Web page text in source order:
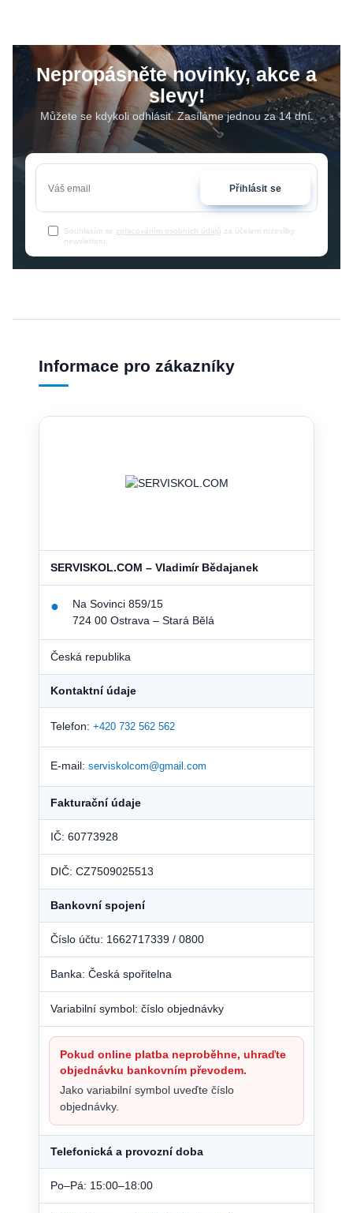
Nepropásněte novinky, akce a
slevy!
Můžete se kdykoli odhlásit. Zasíláme jednou za 14 dní.
Přihlásit se
Souhlasím se zpracováním osobních údajů za účelem rozesílky
newsletteru.
Informace pro zákazníky
SERVISKOL.COM – Vladimír Bědajanek
●
Na Sovinci 859/15
724 00 Ostrava – Stará Bělá
Česká republika
Kontaktní údaje
Telefon: +420 732 562 562
E-mail: serviskolcom@gmail.com
Fakturační údaje
IČ: 60773928
DIČ: CZ7509025513
Bankovní spojení
Číslo účtu: 1662717339 / 0800
Banka: Česká spořitelna
Variabilní symbol: číslo objednávky
Pokud online platba neproběhne, uhraďte
objednávku bankovním převodem.
Jako variabilní symbol uveďte číslo
objednávky.
Telefonická a provozní doba
Po–Pá: 15:00–18:00